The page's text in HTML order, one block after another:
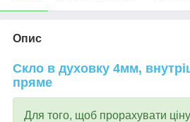
Опис
Скло в духовку 4мм,
пряме
Для того, щоб прорахувати